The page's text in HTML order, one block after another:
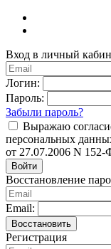
Вход в личный
Логин:
Пароль:
Забыли пароль?
Выражаю
персональных
от 27.07.2006 N 152-
Войти
Восстановление
Email:
Восстановить
Регистрация